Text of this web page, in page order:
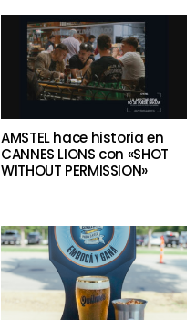
AMSTEL hace historia en
CANNES LIONS con «SHOT
WITHOUT PERMISSION»